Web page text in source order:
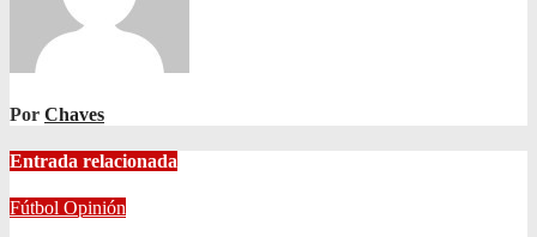
Por Chaves
Entrada relacionada
Fútbol Opinión